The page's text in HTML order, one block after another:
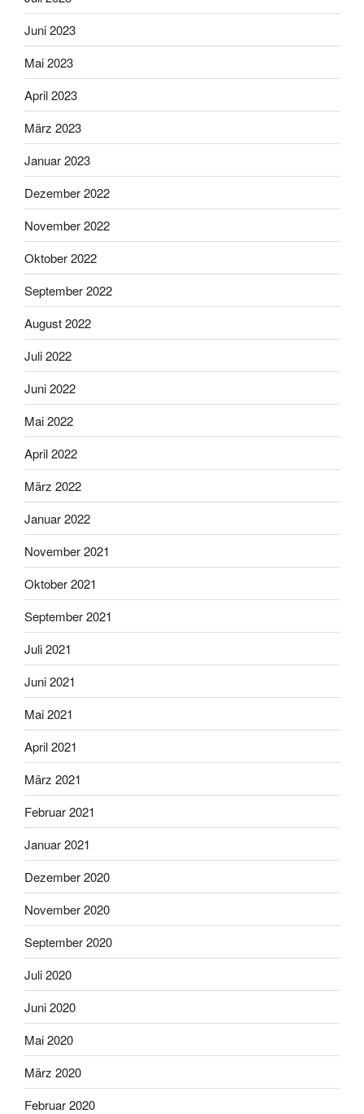
Juni 2023
Mai 2023
April 2023
März 2023
Januar 2023
Dezember 2022
November 2022
Oktober 2022
September 2022
August 2022
Juli 2022
Juni 2022
Mai 2022
April 2022
März 2022
Januar 2022
November 2021
Oktober 2021
September 2021
Juli 2021
Juni 2021
Mai 2021
April 2021
März 2021
Februar 2021
Januar 2021
Dezember 2020
November 2020
September 2020
Juli 2020
Juni 2020
Mai 2020
März 2020
Februar 2020